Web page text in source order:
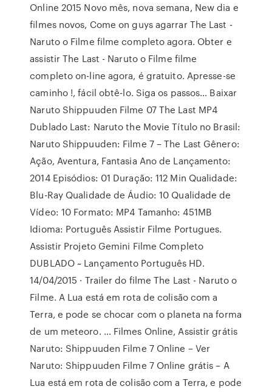
Online 2015 Novo mês, nova semana, New dia e
filmes novos, Come on guys agarrar The Last -
Naruto o Filme filme completo agora. Obter e
assistir The Last - Naruto o Filme filme
completo on-line agora, é gratuito. Apresse-se
caminho !, fácil obtê-lo. Siga os passos… Baixar
Naruto Shippuuden Filme 07 The Last MP4
Dublado Last: Naruto the Movie Título no Brasil:
Naruto Shippuuden: Filme 7 – The Last Gênero:
Ação, Aventura, Fantasia Ano de Lançamento:
2014 Episódios: 01 Duração: 112 Min Qualidade:
Blu-Ray Qualidade de Áudio: 10 Qualidade de
Vídeo: 10 Formato: MP4 Tamanho: 451MB
Idioma: Português Assistir Filme Portugues.
Assistir Projeto Gemini Filme Completo
DUBLADO ~ Lançamento Português HD.
14/04/2015 · Trailer do filme The Last - Naruto o
Filme. A Lua está em rota de colisão com a
Terra, e pode se chocar com o planeta na forma
de um meteoro. … Filmes Online, Assistir grátis
Naruto: Shippuuden Filme 7 Online – Ver
Naruto: Shippuuden Filme 7 Online grátis – A
Lua está em rota de colisão com a Terra, e pode